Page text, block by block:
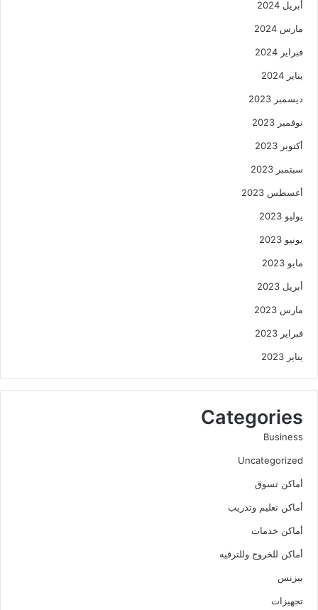
أبريل 2024
مارس 2024
فبراير 2024
يناير 2024
ديسمبر 2023
نوفمبر 2023
أكتوبر 2023
سبتمبر 2023
أغسطس 2023
يوليو 2023
يونيو 2023
مايو 2023
أبريل 2023
مارس 2023
فبراير 2023
يناير 2023
Categories
Business
Uncategorized
أماكن تسوق
أماكن تعليم وتدريب
أماكن خدمات
أماكن للخروج وللترفيه
بيزنس
تجهيزات